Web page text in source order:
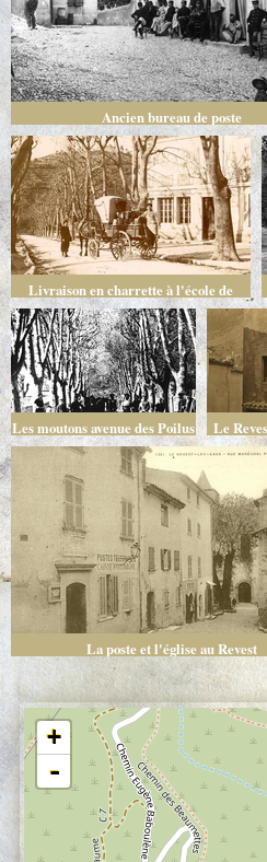
Ancien bureau de poste
Livraison en charrette à l'école de
garçons
Les moutons avenue des Poilus
à l'entrée du village
Le
Vieille
La poste et l'église au Revest
+
-